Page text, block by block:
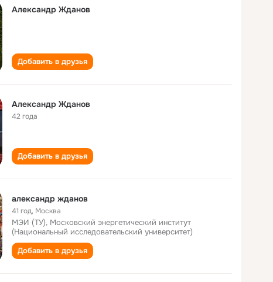
Александр Жданов
Добавить в друзья
Александр Жданов
42 года
Добавить в друзья
александр жданов
41 год, Москва
МЭИ (ТУ), Московский энергетический институт
(Национальный исследовательский университет)
Добавить в друзья